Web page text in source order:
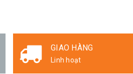
GIAO HÀNG
Linh hoạt